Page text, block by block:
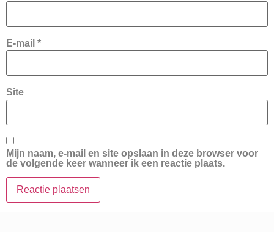
E-mail *
Site
Mijn naam, e-mail en site opslaan in deze browser voor
de volgende keer wanneer ik een reactie plaats.